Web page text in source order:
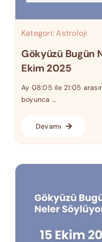
Kategori:Astroloji
Gökyüzü Bugün
Ekim 2025
Ay 08:05 ile 21:05
boyunca ...
Devamı